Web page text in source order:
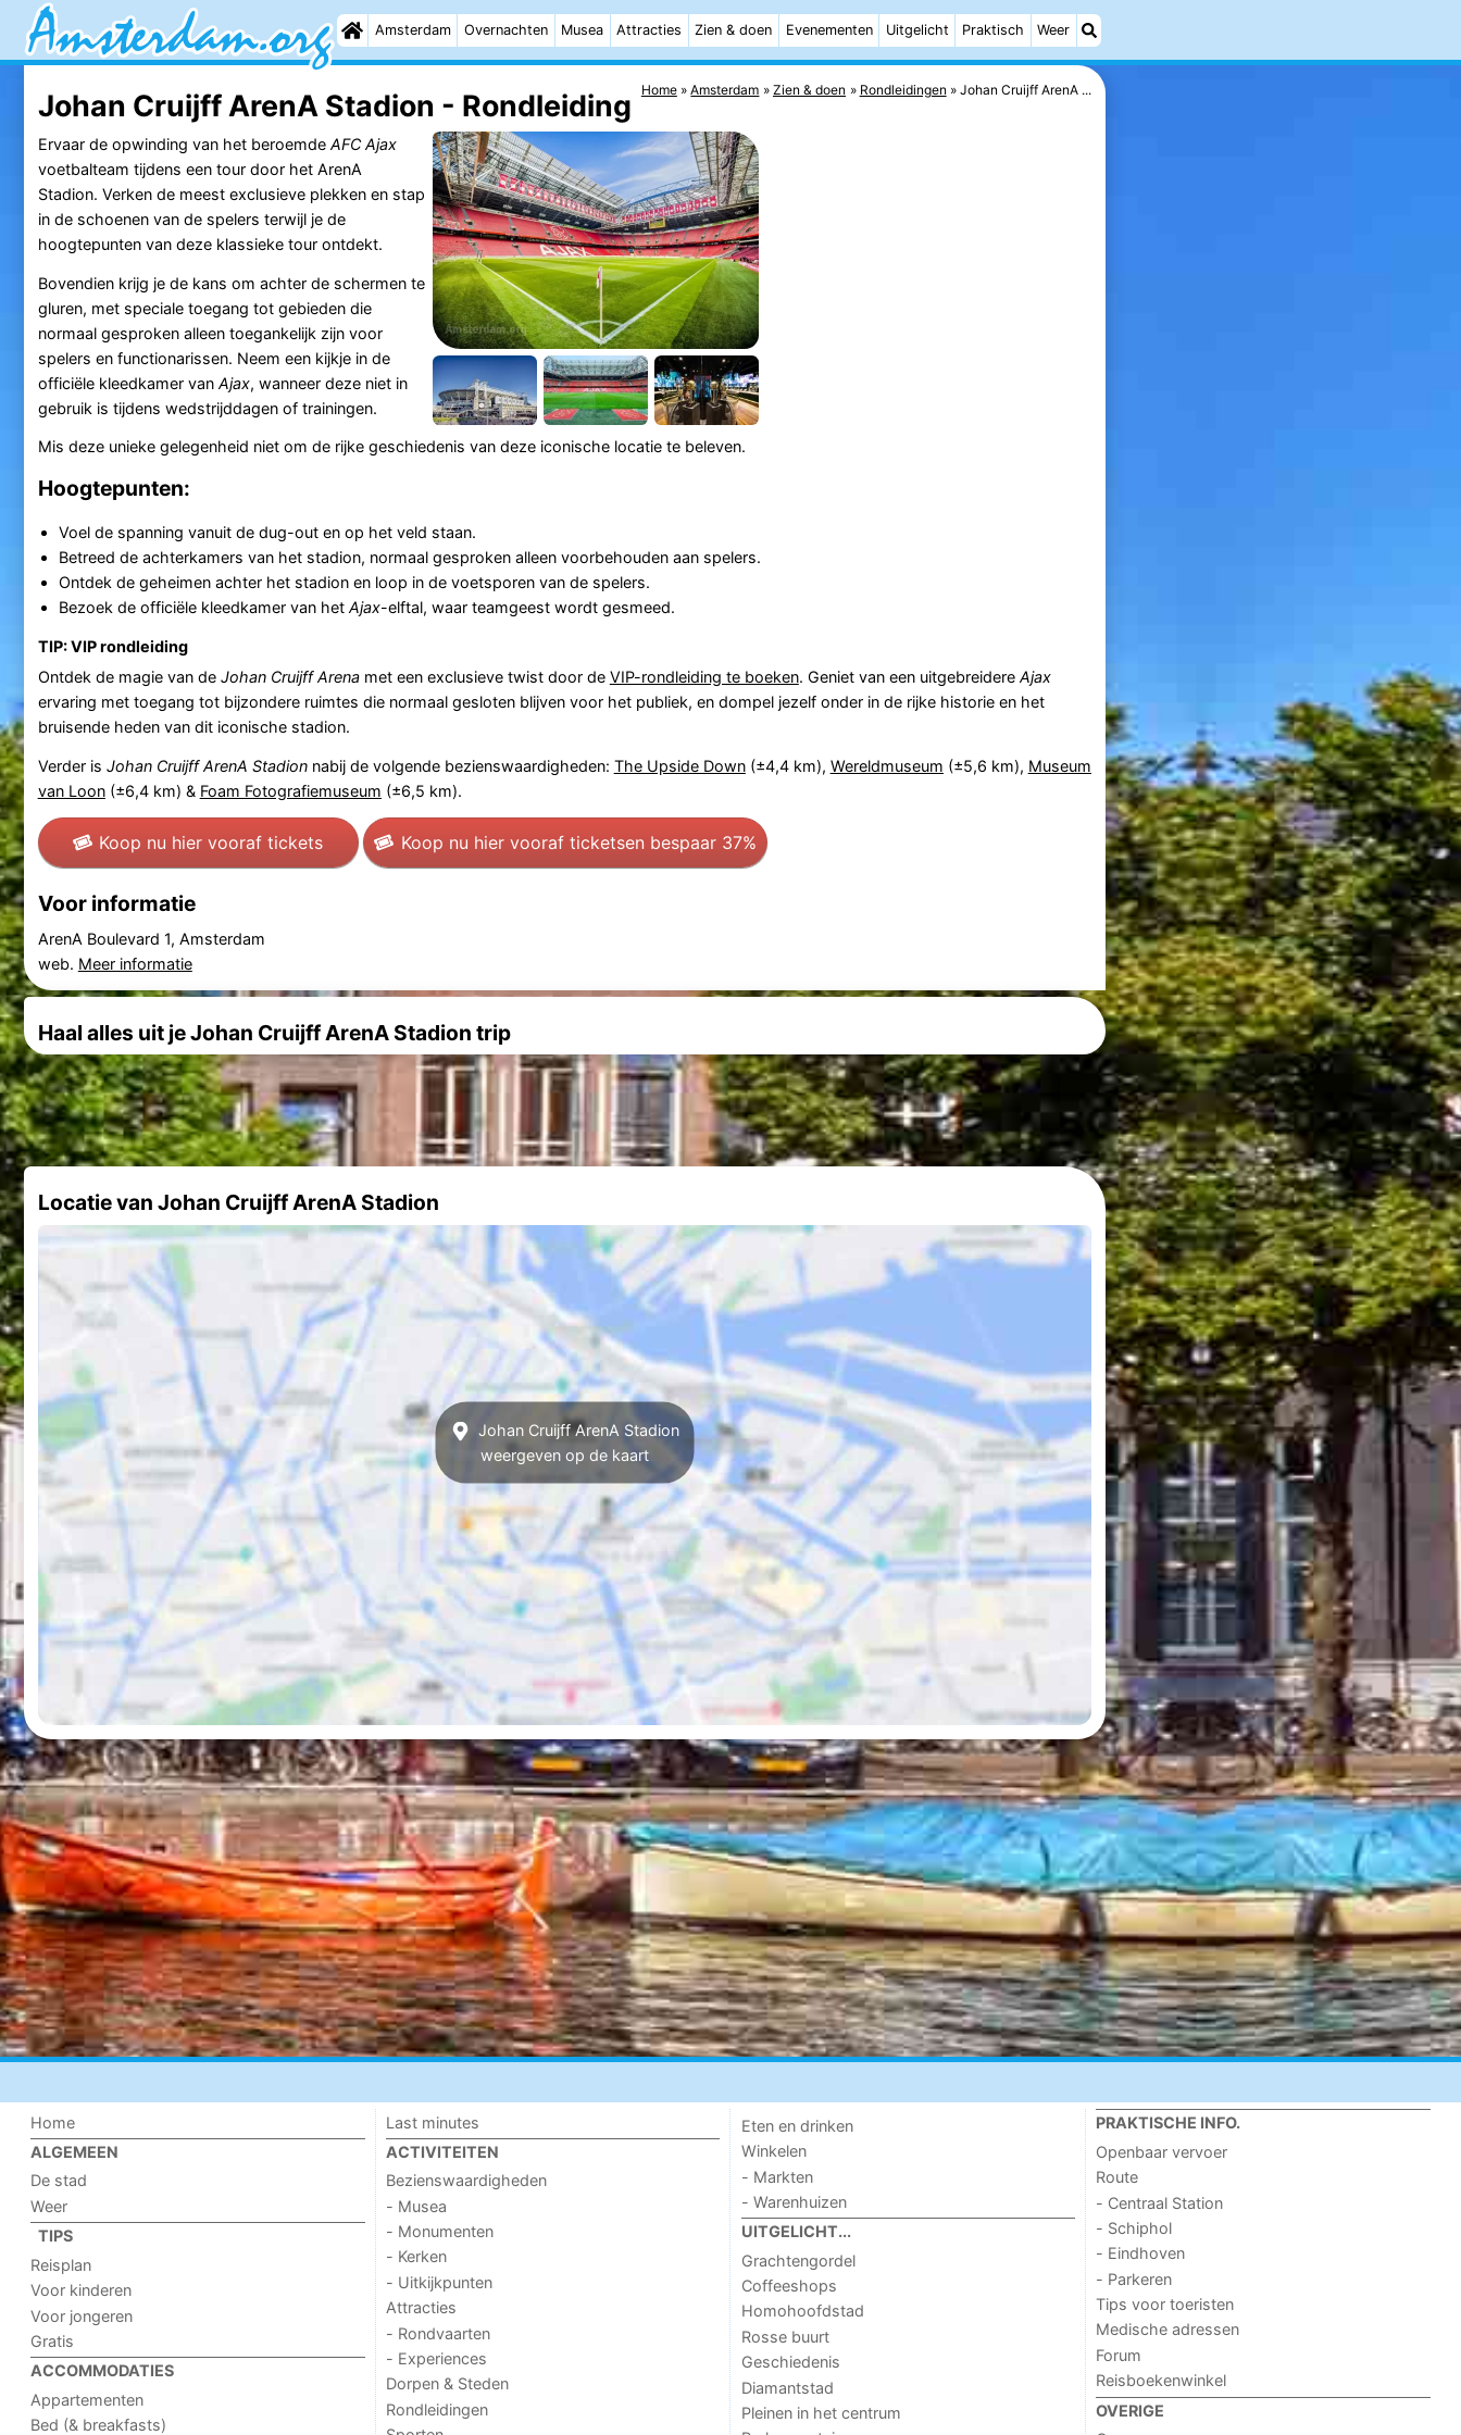
Amsterdam Overnachten Musea Attracties Zien & doen Evenementen Uitgelicht Praktisch Weer
Home Amsterdam Zien & doen Rondleidingen Johan Cruijff ArenA ...
Johan Cruijff ArenA Stadion - Rondleiding
Ervaar de opwinding van het beroemde AFC Ajax
voetbalteam tijdens een tour door het ArenA
Stadion. Verken de meest exclusieve plekken en stap
in de schoenen van de spelers terwijl je de
hoogtepunten van deze klassieke tour ontdekt.
Bovendien krijg je de kans om achter de schermen te
gluren, met speciale toegang tot gebieden die
normaal gesproken alleen toegankelijk zijn voor
spelers en functionarissen. Neem een kijkje in de
officiële kleedkamer van Ajax, wanneer deze niet in
gebruik is tijdens wedstrijddagen of trainingen.
Mis deze unieke gelegenheid niet om de rijke geschiedenis van deze iconische locatie te beleven.
Hoogtepunten:
Voel de spanning vanuit de dug-out en op het veld staan.
Betreed de achterkamers van het stadion, normaal gesproken alleen voorbehouden aan spelers.
Ontdek de geheimen achter het stadion en loop in de voetsporen van de spelers.
Bezoek de officiële kleedkamer van het Ajax-elftal, waar teamgeest wordt gesmeed.
TIP: VIP rondleiding
Ontdek de magie van de Johan Cruijff Arenamet een exclusieve twist door de VIP-rondleiding te boeken. Geniet van een uitgebreidere Ajax
ervaring met toegang tot bijzondere ruimtes die normaal gesloten blijven voor het publiek, en dompel jezelf onder in de rijke historie en het
bruisende heden van dit iconische stadion.
Verder is Johan Cruijff ArenA Stadionnabij de volgende bezienswaardigheden: The Upside Down(±4,4 km), Wereldmuseum (±5,6 km), Museum
van Loon(±6,4 km) & Foam Fotografiemuseum (±6,5 km).
Koop nu hier vooraf tickets Koop nu hier vooraf ticketsen bespaar 37%
Voor informatie
ArenA Boulevard 1, Amsterdam
web. Meer informatie
Haal alles uit je Johan Cruijff ArenA Stadion trip
Locatie van Johan Cruijff ArenA Stadion
Johan Cruijff ArenA Stadion
weergeven op de kaart
Home
ALGEMEEN
De stad
Weer
TIPS
Reisplan
Voor kinderen
Voor jongeren
Gratis
ACCOMMODATIES
Appartementen
Bed (& breakfasts)
Last minutes
ACTIVITEITEN
Bezienswaardigheden
- Musea
- Monumenten
- Kerken
- Uitkijkpunten
Attracties
- Rondvaarten
- Experiences
Dorpen & Steden
Rondleidingen
Eten en drinken
Winkelen
- Markten
- Warenhuizen
UITGELICHT...
Grachtengordel
Coffeeshops
Homohoofdstad
Rosse buurt
Geschiedenis
Diamantstad
Pleinen in het centrum
PRAKTISCHE INFO.
Openbaar vervoer
Route
- Centraal Station
- Schiphol
- Eindhoven
- Parkeren
Tips voor toeristen
Medische adressen
Forum
Reisboekenwinkel
OVERIGE